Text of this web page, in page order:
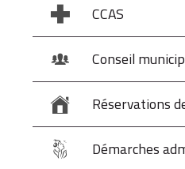
CCAS
Conseil
Réservations
Démarches